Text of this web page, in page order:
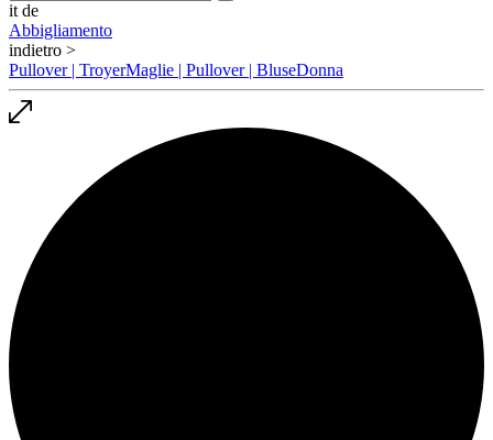
it de
Abbigliamento
indietro >
Pullover | TroyerMaglie | Pullover | BluseDonna